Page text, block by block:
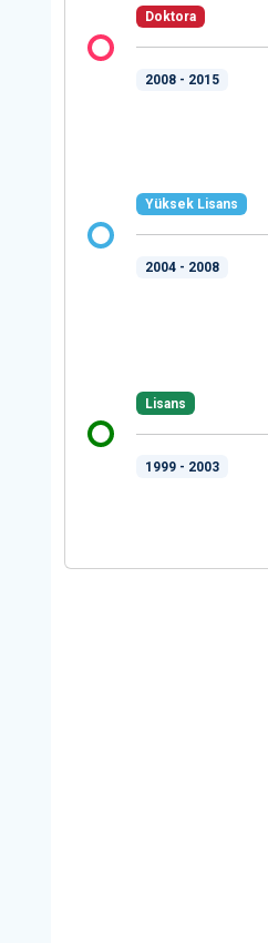
Doktora
2008 - 2015
Yüksek Lisans
2004 - 2008
Lisans
1999 - 2003